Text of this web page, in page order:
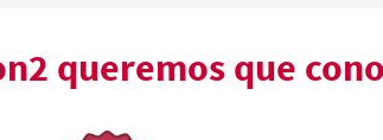
queremos que